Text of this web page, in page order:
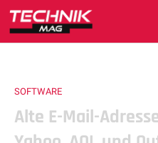
SOFTWARE
Alte E-Mail-